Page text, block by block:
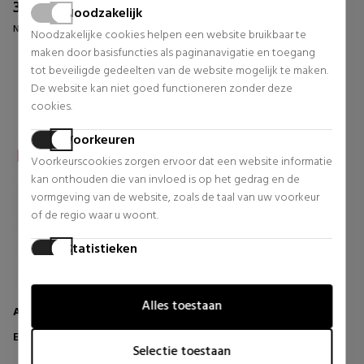
Noodzakelijk
Noodzakelijke cookies helpen een website bruikbaar te
maken door basisfuncties als paginanavigatie en toegang
tot beveiligde gedeelten van de website mogelijk te maken.
De website kan niet goed functioneren zonder deze
cookies.
Voorkeuren
Voorkeurscookies zorgen ervoor dat een website informatie
kan onthouden die van invloed is op het gedrag en de
vormgeving van de website, zoals de taal van uw voorkeur
of de regio waar u woont.
Statistieken
hoe bezoekers omgaan met websites door anoniem
informatie te verzamelen en te rapporteren.
Alles toestaan
Selectie toestaan
33,20 € 37% UIT.
Normale prijs 52,59 €
1 beoordelingen
Normale prijs 66,50 €
2 beoordelingen
ANNAYAKE
EYE CONTOUR CREAM MEN
L'Occitane
OOGCONTOUR